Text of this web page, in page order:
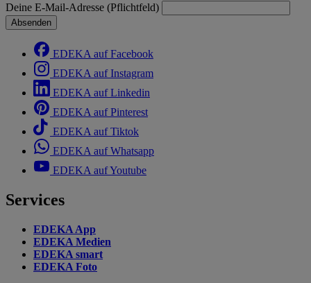
Deine E-Mail-Adresse (Pflichtfeld)
Absenden
EDEKA auf Facebook
EDEKA auf Instagram
EDEKA auf Linkedin
EDEKA auf Pinterest
EDEKA auf Tiktok
EDEKA auf Whatsapp
EDEKA auf Youtube
Services
EDEKA App
EDEKA Medien
EDEKA smart
EDEKA Foto